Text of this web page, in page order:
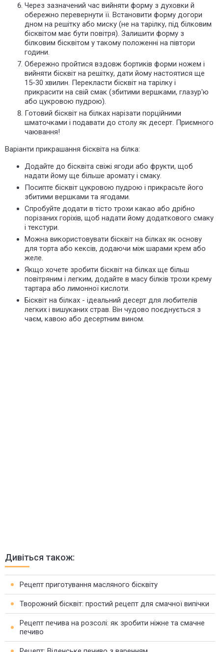
Через зазначений час вийняти форму з духовки й
обережно перевернути її. Встановити форму догори
дном на решітку або миску (не на тарілку, під білковим
бісквітом має бути повітря). Залишити форму з
білковим бісквітом у такому положенні на півтори
години.
Обережно пройтися вздовж бортиків форми ножем і
вийняти бісквіт на решітку, дати йому настоятися ще
15-30 хвилин. Перекласти бісквіт на тарілку і
прикрасити на свій смак (збитими вершками, глазур'ю
або цукровою пудрою).
Готовий бісквіт на білках нарізати порційними
шматочками і подавати до столу як десерт. Приємного
чаювання!
Варіанти прикрашання бісквіта на білка:
Додайте до бісквіта свіжі ягоди або фрукти, щоб
надати йому ще більше аромату і смаку.
Посипте бісквіт цукровою пудрою і прикрасьте його
збитими вершками та ягодами.
Спробуйте додати в тісто трохи какао або дрібно
порізаних горіхів, щоб надати йому додаткового смаку
і текстури.
Можна використовувати бісквіт на білках як основу
для торта або кексів, додаючи між шарами крем або
желе.
Якщо хочете зробити бісквіт на білках ще більш
повітряним і легким, додайте в масу білків трохи крему
тартара або лимонної кислоти.
Бісквіт на білках - ідеальний десерт для любителів
легких і вишуканих страв. Він чудово поєднується з
чаєм, кавою або десертним вином.
Дивіться також:
Рецепт приготування масляного бісквіту
Творожний бісквіт: простий рецепт для смачної випічки
Рецепт печива на розсолі: як зробити ніжне та смачне
печиво